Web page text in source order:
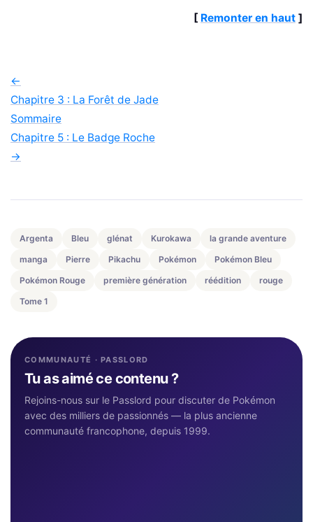
[ Remonter en haut ]
←
Chapitre 3 : La Forêt de Jade
Sommaire
Chapitre 5 : Le Badge Roche
→
Argenta Bleu glénat Kurokawa
la grande aventure
manga
Pierre Pikachu Pokémon
Pokémon Bleu
Pokémon Rouge
première génération réédition
rouge
Tome 1
COMMUNAUTÉ · PASSLORD
Tu as aimé ce contenu ?
Rejoins-nous sur le Passlord pour discuter de Pokémon
avec des milliers de passionnés — la plus ancienne
communauté francophone, depuis 1999.